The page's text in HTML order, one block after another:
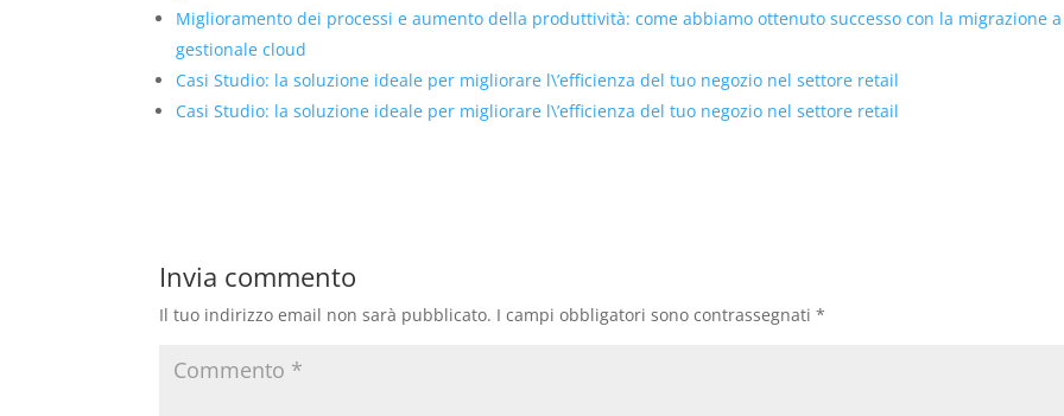
Miglioramento dei processi e aumento della produttività: come abbiamo ottenuto successo con la migrazione
gestionale cloud
Casi Studio: la soluzione ideale per migliorare l\’efficienza del tuo negozio nel settore retail
Casi Studio: la soluzione ideale per migliorare l\’efficienza del tuo negozio nel settore retail
Invia commento
Il tuo indirizzo email non sarà pubblicato. I campi obbligatori sono contrassegnati*